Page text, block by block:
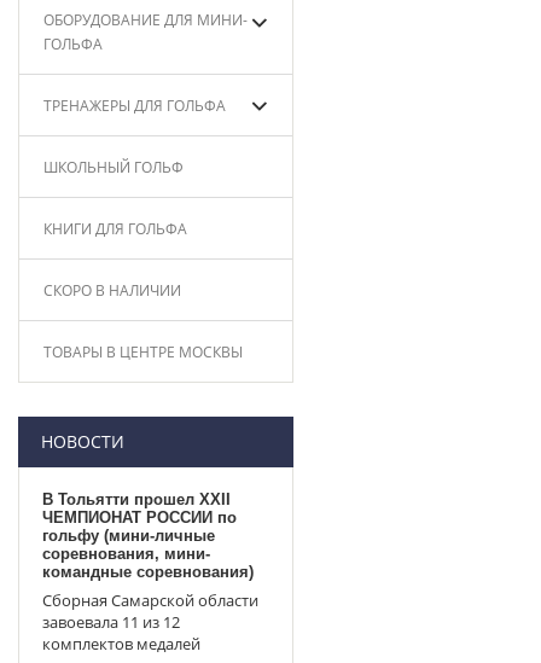
ОБОРУДОВАНИЕ ДЛЯ МИНИ-
ГОЛЬФА
ТРЕНАЖЕРЫ ДЛЯ ГОЛЬФА
ШКОЛЬНЫЙ ГОЛЬФ
КНИГИ ДЛЯ ГОЛЬФА
СКОРО В НАЛИЧИИ
ТОВАРЫ В ЦЕНТРЕ МОСКВЫ
НОВОСТИ
В Тольятти прошел XXII
ЧЕМПИОНАТ РОССИИ по
гольфу (мини-личные
соревнования, мини-
командные соревнования)
Сборная Самарской области
завоевала 11 из 12
комплектов медалей